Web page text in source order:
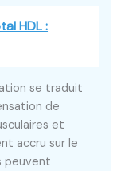
HDL :
se traduit
de
et
accru sur le
peuvent